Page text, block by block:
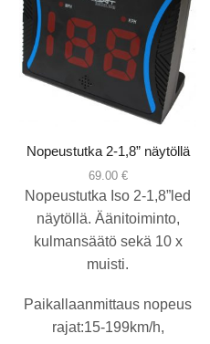
Nopeustutka 2-1,8” näytöllä
69.00 €
Nopeustutka Iso 2-1,8”led
näytöllä. Äänitoiminto,
kulmansäätö sekä 10 x
muisti.
Paikallaanmittaus nopeus
rajat:15-199km/h,